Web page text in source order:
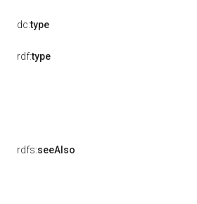
dc:type
rdf:type
rdfs:seeAlso